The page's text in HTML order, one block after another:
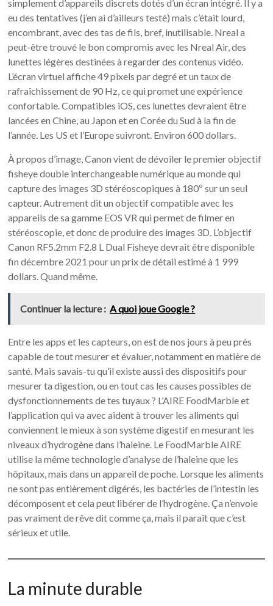
simplement d’appareils discrets dotés d’un écran intégré. Il y a
eu des tentatives (j’en ai d’ailleurs testé) mais c’était lourd,
encombrant, avec des tas de fils, bref, inutilisable. Nreal a
peut-être trouvé le bon compromis avec les Nreal Air, des
lunettes légères destinées à regarder des contenus vidéo.
L’écran virtuel affiche 49 pixels par degré et un taux de
rafraîchissement de 90 Hz, ce qui promet une expérience
confortable. Compatibles iOS, ces lunettes devraient être
lancées en Chine, au Japon et en Corée du Sud à la fin de
l’année. Les US et l’Europe suivront. Environ 600 dollars.
À propos d’image, Canon vient de dévoiler le premier objectif
fisheye double interchangeable numérique au monde qui
capture des images 3D stéréoscopiques à 180º sur un seul
capteur. Autrement dit un objectif compatible avec les
appareils de sa gamme EOS VR qui permet de filmer en
stéréoscopie, et donc de produire des images 3D. L’objectif
Canon RF5.2mm F2.8 L Dual Fisheye devrait être disponible
fin décembre 2021 pour un prix de détail estimé à 1 999
dollars. Quand même.
Continuer la lecture : A quoi joue Google ?
Entre les apps et les capteurs, on est de nos jours à peu près
capable de tout mesurer et évaluer, notamment en matière de
santé. Mais savais-tu qu’il existe aussi des dispositifs pour
mesurer ta digestion, ou en tout cas les causes possibles de
dysfonctionnements de tes tuyaux ? L’AIRE FoodMarble et
l’application qui va avec aident à trouver les aliments qui
conviennent le mieux à son système digestif en mesurant les
niveaux d’hydrogène dans l’haleine. Le FoodMarble AIRE
utilise la même technologie d’analyse de l’haleine que les
hôpitaux, mais dans un appareil de poche. Lorsque les aliments
ne sont pas entièrement digérés, les bactéries de l’intestin les
décomposent et cela peut libérer de l’hydrogène. Ça n’envoie
pas vraiment de rêve dit comme ça, mais il paraît que c’est
sérieux et utile.
La minute durable